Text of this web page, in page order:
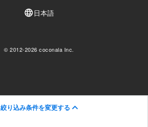
絞り込み条件を変更する